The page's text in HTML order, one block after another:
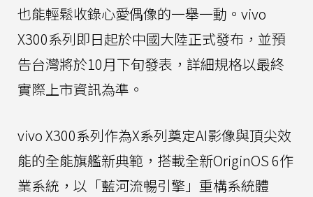
也能輕鬆收錄心愛偶像的一舉一動。vivo
X300系列即日起於中國大陸正式發布，並預
告台灣將於10月下旬發表，詳細規格以最終
實際上市資訊為準。
vivo X300系列作為X系列奠定AI影像與頂尖效
能的全能旗艦新典範，搭載全新OriginOS 6作
業系統，以「藍河流暢引擎」重構系統體